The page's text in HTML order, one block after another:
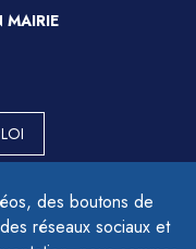
des boutons de
réseaux sociaux et
MAIRIE
CONFORME